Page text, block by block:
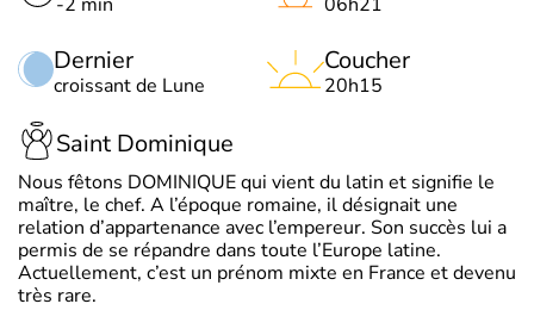
Dernier
croissant de Lune
Coucher
20h15
Saint Dominique
Nous fêtons DOMINIQUE qui vient du latin et signifie le
maître, le chef. A l’époque romaine, il désignait une
relation d’appartenance avec l’empereur. Son succès lui a
permis de se répandre dans toute l’Europe latine.
Actuellement, c’est un prénom mixte en France et devenu
très rare.